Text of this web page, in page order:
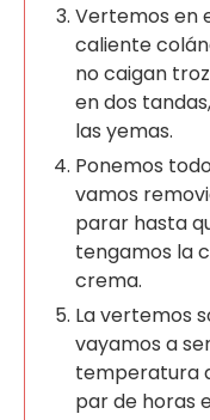
Vertemos en
caliente
no caigan
en dos
las yemas.
Ponemos
vamos
parar hasta
tengamos la
crema.
La vertemos
vayamos a
temperatura
par de horas